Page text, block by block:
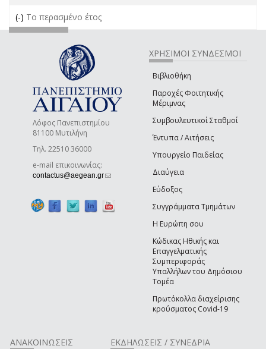
(-) Remove Το περασμένο έτος filter
Το περασμένο έτος
Λόφος Πανεπιστημίου
81100 Μυτιλήνη
Τηλ. 22510 36000
e-mail επικοινωνίας:
contactus@aegean.gr(link sends e-mail)
ΧΡΗΣΙΜΟΙ ΣΥΝΔΕΣΜΟΙ
Βιβλιοθήκη
Παροχές Φοιτητικής
Μέριμνας
Συμβουλευτικοί Σταθμοί
Έντυπα / Αιτήσεις
Υπουργείο Παιδείας
Διαύγεια
Εύδοξος
Συγγράμματα Τμημάτων
Η Ευρώπη σου
Κώδικας Ηθικής και
Επαγγελματικής
Συμπεριφοράς
Υπαλλήλων του Δημόσιου
Τομέα
Πρωτόκολλα διαχείρισης
κρούσματος Covid-19
ΑΝΑΚΟΙΝΩΣΕΙΣ ΕΚΔΗΛΩΣΕΙΣ / ΣΥΝΕΔΡΙΑ